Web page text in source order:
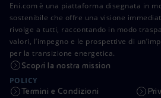
Eni.com è una piattaforma disegnata in
sostenibile che offre una visione
rivolge a tutti, raccontando in modo
valori, l’impegno e le prospettive di
per la transizione energetica.
Scopri la nostra mission
POLICY
Termini e Condizioni